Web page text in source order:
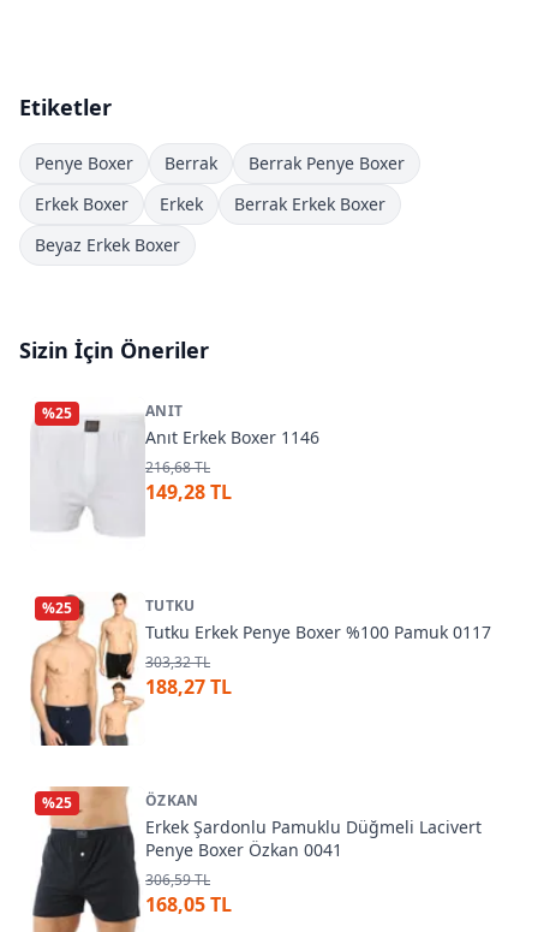
Etiketler
Penye Boxer Berrak
Berrak Penye Boxer
Erkek Boxer
Erkek
Berrak Erkek Boxer
Beyaz Erkek Boxer
Sizin İçin Öneriler
%25 ANIT
Anıt Erkek Boxer 1146
216,68 TL
149,28 TL
%25 TUTKU
Tutku Erkek Penye Boxer %100 Pamuk 0117
303,32 TL
188,27 TL
%25 ÖZKAN
Erkek Şardonlu Pamuklu Düğmeli Lacivert
Penye Boxer Özkan 0041
306,59 TL
168,05 TL